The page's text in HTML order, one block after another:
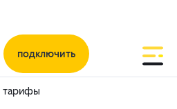
подключить
тарифы